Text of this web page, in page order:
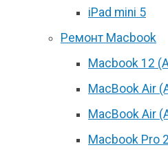
iPad mini 5
Ремонт Macbook
Macbook 12
MacBook Air
MacBook Air
Macbook Pro